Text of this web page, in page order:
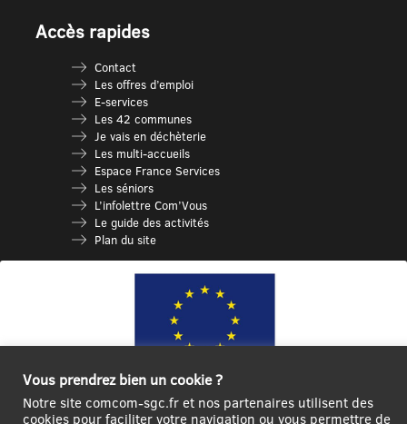
Accès rapides
Contact
Les offres d’emploi
E-services
Les 42 communes
Je vais en déchèterie
Les multi-accueils
Espace France Services
Les séniors
L’infolettre Com’Vous
Le guide des activités
Plan du site
Ce site internet a été cofinancé par l’Union européenne avec le Fonds
Vous prendrez bien un cookie ?
Notre site comcom-sgc.fr et nos partenaires utilisent des
cookies pour faciliter votre navigation ou vous permettre de